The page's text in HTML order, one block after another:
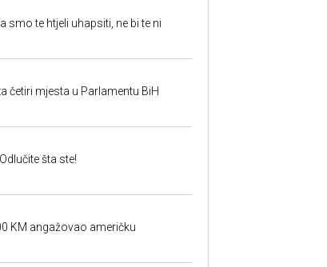
smo te htjeli uhapsiti, ne bi te ni
četiri mjesta u Parlamentu BiH
šta ste!
KM angažovao američku